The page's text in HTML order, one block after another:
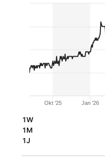
Okt '25 Jan '26
1W
1M
1J